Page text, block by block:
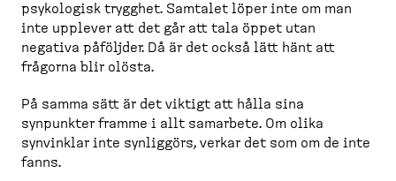
psykologisk trygghet. Samtalet löper inte om man
inte upplever att det går att tala öppet utan
negativa påföljder. Då är det också lätt hänt att
frågorna blir olösta.
På samma sätt är det viktigt att hålla sina
synpunkter framme i allt samarbete. Om olika
synvinklar inte synliggörs, verkar det som om de inte
fanns.